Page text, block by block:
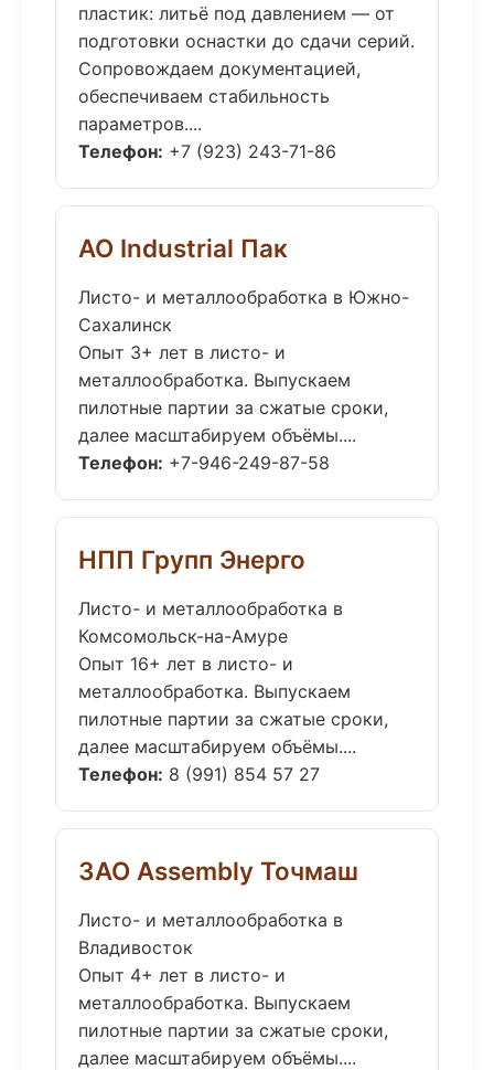
пластик: литьё под давлением — от
подготовки оснастки до сдачи серий.
Сопровождаем документацией,
обеспечиваем стабильность
параметров....
Телефон: +7 (923) 243-71-86
АО Industrial Пак
Листо- и металлообработка в Южно-
Сахалинск
Опыт 3+ лет в листо- и
металлообработка. Выпускаем
пилотные партии за сжатые сроки,
далее масштабируем объёмы....
Телефон: +7-946-249-87-58
НПП Групп Энерго
Листо- и металлообработка в
Комсомольск-на-Амуре
Опыт 16+ лет в листо- и
металлообработка. Выпускаем
пилотные партии за сжатые сроки,
далее масштабируем объёмы....
Телефон: 8 (991) 854 57 27
ЗАО Assembly Точмаш
Листо- и металлообработка в
Владивосток
Опыт 4+ лет в листо- и
металлообработка. Выпускаем
пилотные партии за сжатые сроки,
далее масштабируем объёмы....